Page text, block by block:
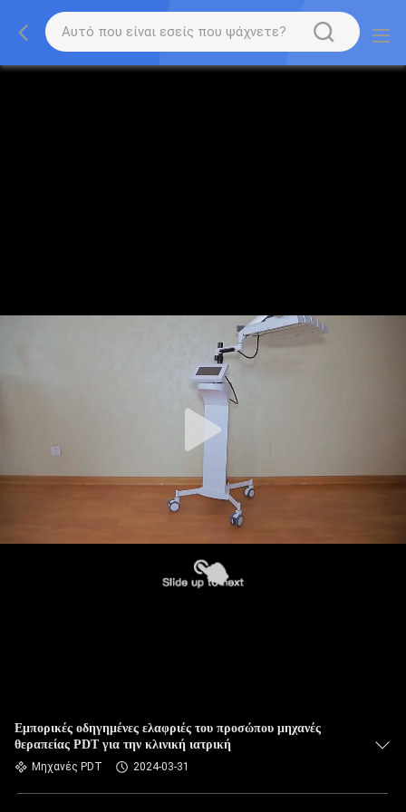
Εμπορικές οδηγημένες ελαφριές του προσώπου μηχανές
θεραπείας PDT για την κλινική ιατρική
Μηχανές PDT 2024-03-31